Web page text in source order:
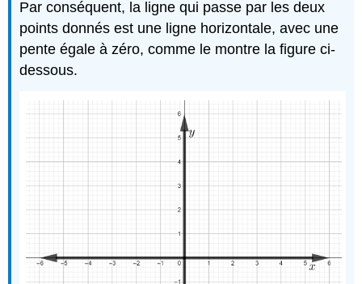
Par conséquent, la ligne qui passe par les deux
points donnés est une ligne horizontale, avec une
pente égale à zéro, comme le montre la figure ci-
dessous.